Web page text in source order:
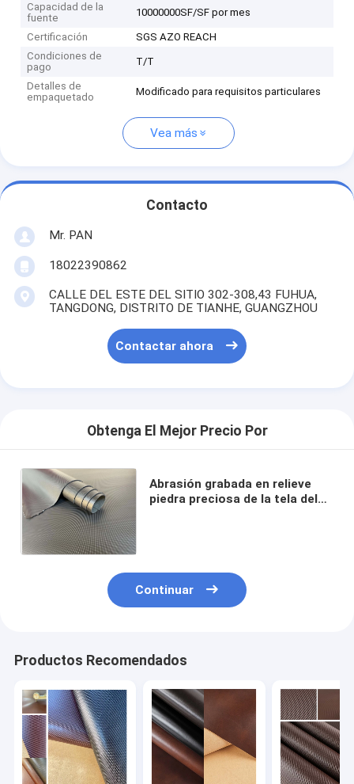
Capacidad de la
fuente
10000000SF/SF por mes
Certificación
SGS AZO REACH
Condiciones de
pago
T/T
Detalles de
empaquetado
Modificado para requisitos particulares
Vea más
Contacto
Mr. PAN
18022390862
CALLE DEL ESTE DEL SITIO 302-308,43 FUHUA,
TANGDONG, DISTRITO DE TIANHE, GUANGZHOU
Contactar ahora
Obtenga El Mejor Precio Por
Abrasión grabada en relieve
piedra preciosa de la tela del
Continuar
Productos Recomendados